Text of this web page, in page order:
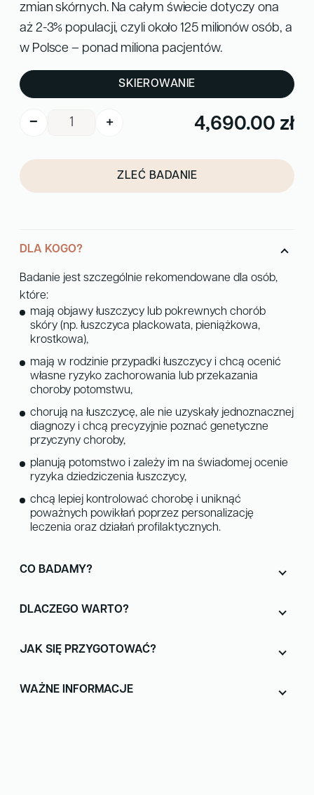
4,690.00 zł
zmian skórnych. Na całym świecie dotyczy ona
aż 2-3% populacji, czyli około 125 milionów osób, a
w Polsce – ponad miliona pacjentów.
SKIEROWANIE
− +
ZLEĆ BADANIE
DLA KOGO?
Badanie jest szczególnie rekomendowane dla osób,
które:
mają objawy łuszczycy lub pokrewnych chorób
skóry (np. łuszczyca plackowata, pieniążkowa,
krostkowa),
mają w rodzinie przypadki łuszczycy i chcą ocenić
własne ryzyko zachorowania lub przekazania
choroby potomstwu,
chorują na łuszczycę, ale nie uzyskały jednoznacznej
diagnozy i chcą precyzyjnie poznać genetyczne
przyczyny choroby,
planują potomstwo i zależy im na świadomej ocenie
ryzyka dziedziczenia łuszczycy,
chcą lepiej kontrolować chorobę i uniknąć
poważnych powikłań poprzez personalizację
leczenia oraz działań profilaktycznych.
CO BADAMY?
DLACZEGO WARTO?
JAK SIĘ PRZYGOTOWAĆ?
WAŻNE INFORMACJE